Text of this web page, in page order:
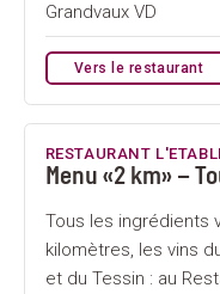
Grandvaux VD
Vers le restaurant
RESTAURANT
Menu «2 km» –
Tous les ingrédients
kilomètres, les vins
et du Tessin : au